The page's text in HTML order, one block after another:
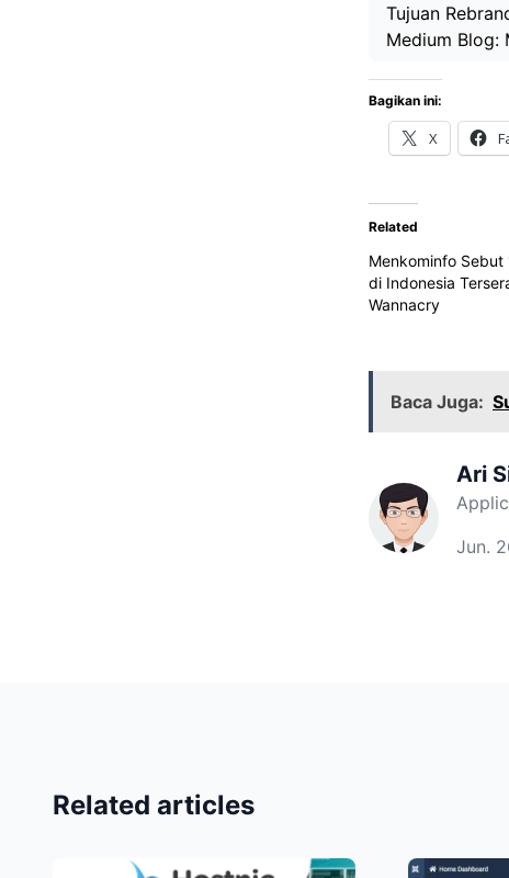
Tujuan
Medium Blog:
Bagikan ini:
X
Related
Menkominfo Sebut
di Indonesia
Wannacry
Baca Juga:
Ari
Jun.
Related articles